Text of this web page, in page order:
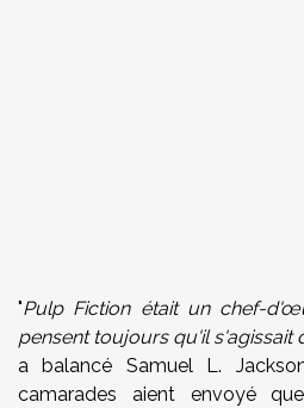
"Pulp Fiction était un chef-
pensent toujours qu'il s'agissait
a balancé Samuel L.
camarades aient envoyé